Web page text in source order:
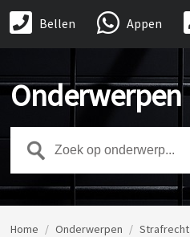
Bellen Appen
Onderwerpen
Home / Onderwerpen / Strafrecht